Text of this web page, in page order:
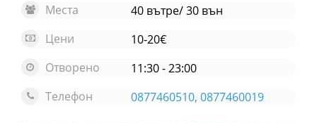
Места
40 вътре/ 30 вън
Цени
10-20€
Отворено
11:30 - 23:00
Телефон
0877460510, 0877460019